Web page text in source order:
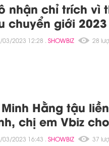
nhận chỉ trích vì
chuyển giới 2023
03/2023 12:28 . SHOWBIZ 28
Hằng tậu
chị em Vbiz
03/2023 16:43 . SHOWBIZ 37